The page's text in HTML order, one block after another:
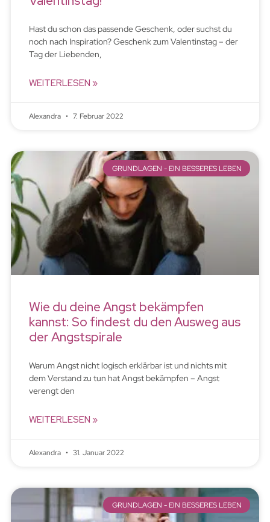
Hast du schon das passende Geschenk, oder suchst du
noch nach Inspiration? Geschenk zum Valentinstag – der
Tag der Liebenden,
WEITERLESEN »
Alexandra 7. Februar 2022
GRUNDLAGEN - EIN BESSERES LEBEN
Wie du deine Angst bekämpfen
kannst: So findest du den Ausweg aus
der Angstspirale
Warum Angst nicht logisch erklärbar ist und nichts mit
dem Verstand zu tun hat Angst bekämpfen – Angst
verengt den
WEITERLESEN »
Alexandra 31. Januar 2022
GRUNDLAGEN - EIN BESSERES LEBEN